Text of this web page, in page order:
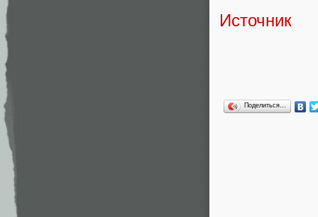
Источник
Поделиться…